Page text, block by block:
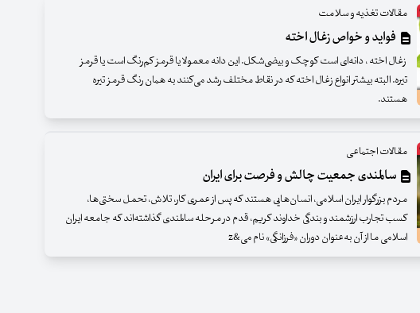
مقالات تغذیه و سلامت
فواید و خواص زغال اخته
زغال اخته ، دانه‌ای است کوچک و بیضی‌شکل. این دانه معمولا یا قرمز کم‌رنگ است یا قرمز
تیره. البته بیشتر انواع زغال اخته که در نقاط مختلف رشد می‌کنند به همان رنگ قرمز تیره
هستند.
مقالات اجتماعی
سالمندی جمعیت چالش و فرصت برای ایران
مردم بزرگوار ایران اسلامی، انسان‌هایی هستند که پس از عمری کار، تلاش، تحمل سختی‌ها،
کسب تجارب ارزشمند و بندگی خداوند کریم، قدم در مرحله سالمندی گذاشته‌اند که جامعه ایران
اسلامی ما از آن به‌عنوان دوران «فرزانگی» نام می&z